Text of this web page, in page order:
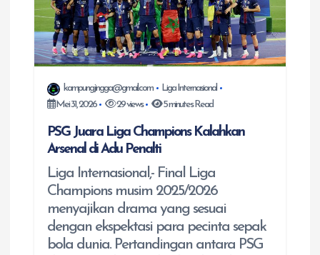
p
o
kampungjingga@gmail.com
Liga Internasional
Mei 31, 2026
29 views 5 minutes Read
PSG Juara Liga Champions Kalahkan
Arsenal di Adu Penalti
Liga Internasional,- Final Liga
Champions musim 2025/2026
menyajikan drama yang sesuai
dengan ekspektasi para pecinta sepak
bola dunia. Pertandingan antara PSG